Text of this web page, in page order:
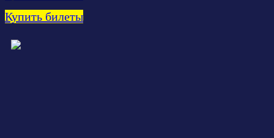
Купить билеты